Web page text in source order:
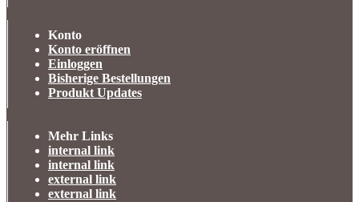
Konto
Konto eröffnen
Einloggen
Bisherige Bestellungen
Produkt Updates
Mehr Links
internal link
internal link
external link
external link